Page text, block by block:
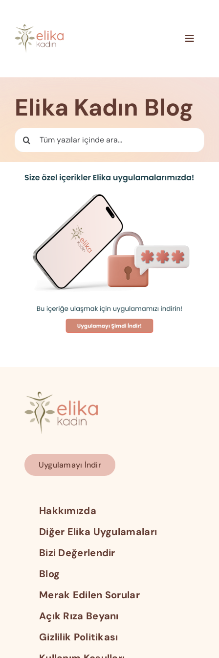
content
Toggle
İletişim
Elika Kadın Blog
Ara:
Uygulamayı İndir
Hakkımızda
Diğer Elika Uygulamaları
Bizi Değerlendir
Blog
Merak Edilen Sorular
Açık Rıza Beyanı
Gizlilik Politikası